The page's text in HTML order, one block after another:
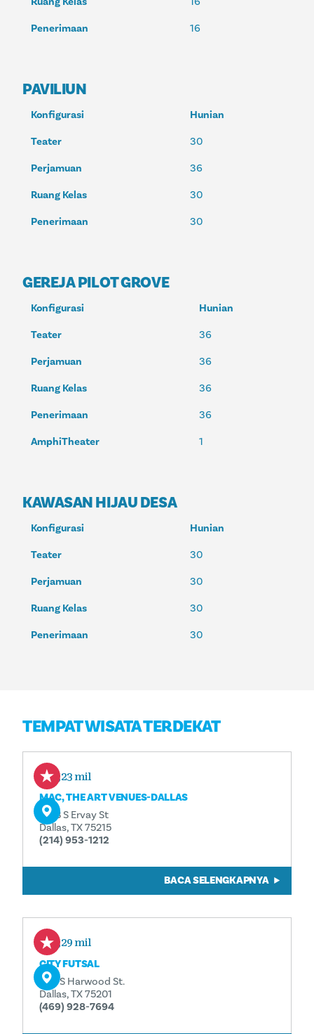
Penerimaan 16
PAVILIUN
Konfigurasi Hunian
Teater 30
Perjamuan 36
Ruang Kelas 30
Penerimaan 30
GEREJA PILOT GROVE
Konfigurasi Hunian
Teater 36
Perjamuan 36
Ruang Kelas 36
Penerimaan 36
AmphiTheater 1
KAWASAN HIJAU DESA
Konfigurasi Hunian
Teater 30
Perjamuan 30
Ruang Kelas 30
Penerimaan 30
TEMPAT WISATA TERDEKAT
0,23 mil
MAC, THE ART VENUES-DALLAS
1503 S Ervay St
Dallas, TX 75215
(214) 953-1212
BACA SELENGKAPNYA
0,29 mil
CITY FUTSAL
920 S Harwood St.
Dallas, TX 75201
(469) 928-7694